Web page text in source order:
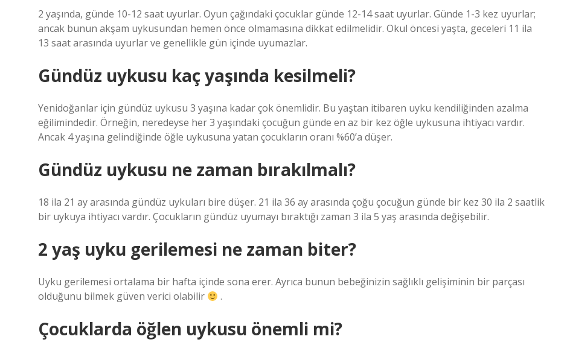
2 yaşında, günde 10-12 saat uyurlar. Oyun çağındaki çocuklar günde 12-14 saat uyurlar. Günde 1-3 kez uyurlar;
ancak bunun akşam uykusundan hemen önce olmamasına dikkat edilmelidir. Okul öncesi yaşta, geceleri 11 ila
13 saat arasında uyurlar ve genellikle gün içinde uyumazlar.
Gündüz uykusu kaç yaşında kesilmeli?
Yenidoğanlar için gündüz uykusu 3 yaşına kadar çok önemlidir. Bu yaştan itibaren uyku kendiliğinden azalma
eğilimindedir. Örneğin, neredeyse her 3 yaşındaki çocuğun günde en az bir kez öğle uykusuna ihtiyacı vardır.
Ancak 4 yaşına gelindiğinde öğle uykusuna yatan çocukların oranı %60’a düşer.
Gündüz uykusu ne zaman bırakılmalı?
18 ila 21 ay arasında gündüz uykuları bire düşer. 21 ila 36 ay arasında çoğu çocuğun günde bir kez 30 ila 2 saatlik
bir uykuya ihtiyacı vardır. Çocukların gündüz uyumayı bıraktığı zaman 3 ila 5 yaş arasında değişebilir.
2 yaş uyku gerilemesi ne zaman biter?
Uyku gerilemesi ortalama bir hafta içinde sona erer. Ayrıca bunun bebeğinizin sağlıklı gelişiminin bir parçası
olduğunu bilmek güven verici olabilir
.
Çocuklarda öğlen uykusu önemli mi?